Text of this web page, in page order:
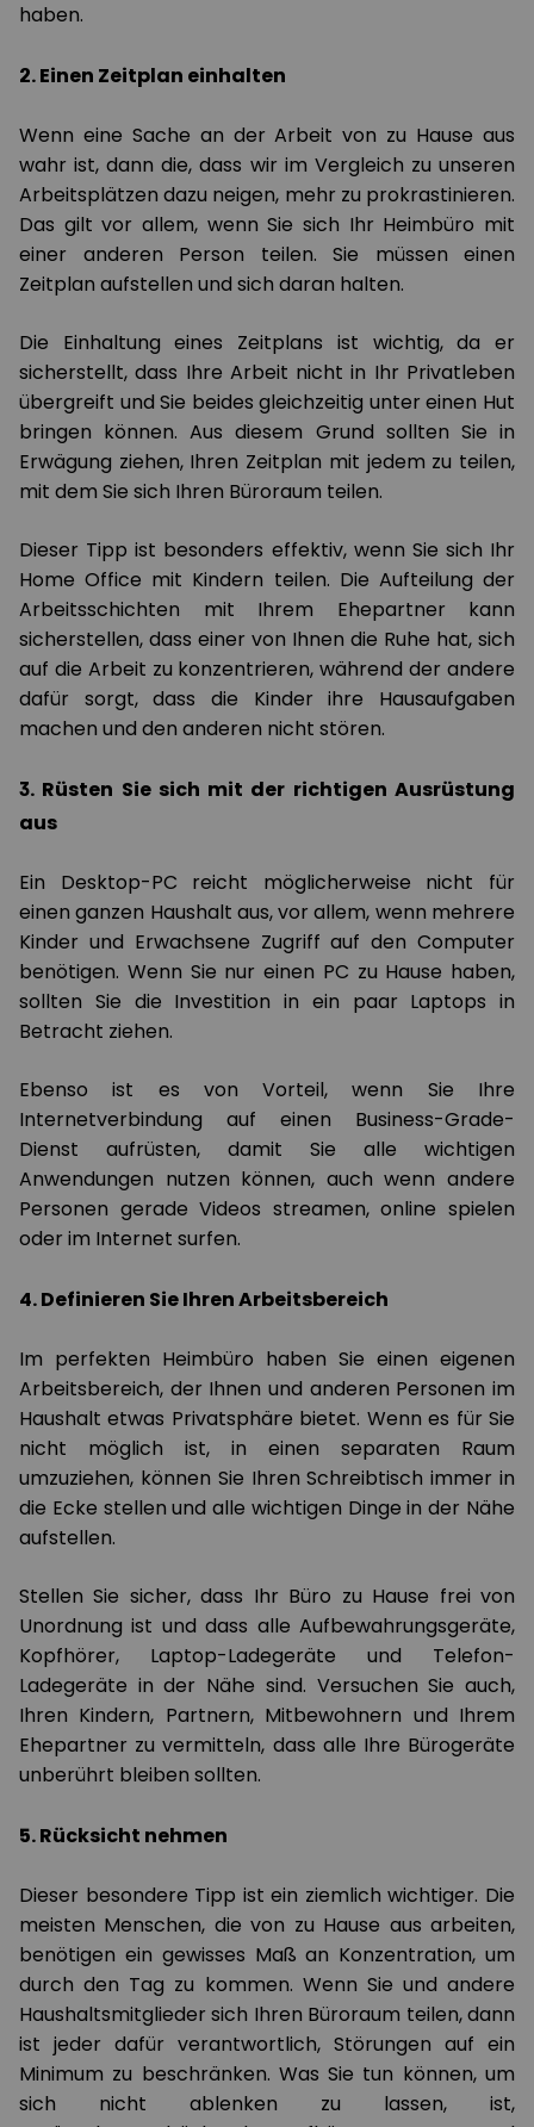
haben.
2. Einen Zeitplan einhalten
Wenn eine Sache an der Arbeit von zu Hause aus
wahr ist, dann die, dass wir im Vergleich zu unseren
Arbeitsplätzen dazu neigen, mehr zu prokrastinieren.
Das gilt vor allem, wenn Sie sich Ihr Heimbüro mit
einer anderen Person teilen. Sie müssen einen
Zeitplan aufstellen und sich daran halten.
Die Einhaltung eines Zeitplans ist wichtig, da er
sicherstellt, dass Ihre Arbeit nicht in Ihr Privatleben
übergreift und Sie beides gleichzeitig unter einen Hut
bringen können. Aus diesem Grund sollten Sie in
Erwägung ziehen, Ihren Zeitplan mit jedem zu teilen,
mit dem Sie sich Ihren Büroraum teilen.
Dieser Tipp ist besonders effektiv, wenn Sie sich Ihr
Home Office mit Kindern teilen. Die Aufteilung der
Arbeitsschichten mit Ihrem Ehepartner kann
sicherstellen, dass einer von Ihnen die Ruhe hat, sich
auf die Arbeit zu konzentrieren, während der andere
dafür sorgt, dass die Kinder ihre Hausaufgaben
machen und den anderen nicht stören.
3. Rüsten Sie sich mit der richtigen Ausrüstung
aus
Ein Desktop-PC reicht möglicherweise nicht für
einen ganzen Haushalt aus, vor allem, wenn mehrere
Kinder und Erwachsene Zugriff auf den Computer
benötigen. Wenn Sie nur einen PC zu Hause haben,
sollten Sie die Investition in ein paar Laptops in
Betracht ziehen.
Ebenso ist es von Vorteil, wenn Sie Ihre
Internetverbindung auf einen Business-Grade-
Dienst aufrüsten, damit Sie alle wichtigen
Anwendungen nutzen können, auch wenn andere
Personen gerade Videos streamen, online spielen
oder im Internet surfen.
4. Definieren Sie Ihren Arbeitsbereich
Im perfekten Heimbüro haben Sie einen eigenen
Arbeitsbereich, der Ihnen und anderen Personen im
Haushalt etwas Privatsphäre bietet. Wenn es für Sie
nicht möglich ist, in einen separaten Raum
umzuziehen, können Sie Ihren Schreibtisch immer in
die Ecke stellen und alle wichtigen Dinge in der Nähe
aufstellen.
Stellen Sie sicher, dass Ihr Büro zu Hause frei von
Unordnung ist und dass alle Aufbewahrungsgeräte,
Kopfhörer, Laptop-Ladegeräte und Telefon-
Ladegeräte in der Nähe sind. Versuchen Sie auch,
Ihren Kindern, Partnern, Mitbewohnern und Ihrem
Ehepartner zu vermitteln, dass alle Ihre Bürogeräte
unberührt bleiben sollten.
5. Rücksicht nehmen
Dieser besondere Tipp ist ein ziemlich wichtiger. Die
meisten Menschen, die von zu Hause aus arbeiten,
benötigen ein gewisses Maß an Konzentration, um
durch den Tag zu kommen. Wenn Sie und andere
Haushaltsmitglieder sich Ihren Büroraum teilen, dann
ist jeder dafür verantwortlich, Störungen auf ein
Minimum zu beschränken. Was Sie tun können, um
sich nicht ablenken zu lassen, ist,